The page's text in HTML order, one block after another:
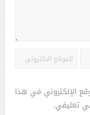
الإلكتروني في هذا
تعليقي.